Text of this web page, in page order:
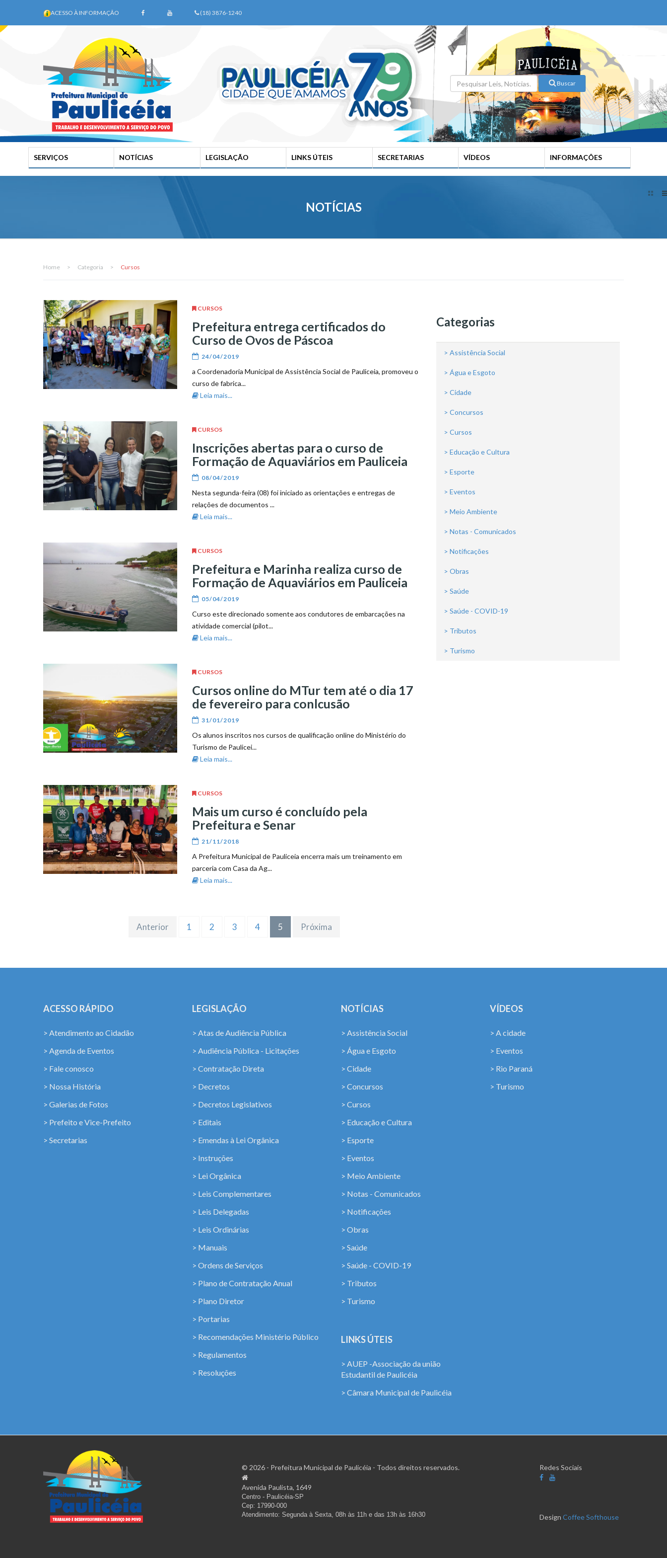
ACESSO À INFORMAÇÃO (18) 3876-1240
Buscar
SERVIÇOS NOTÍCIAS LEGISLAÇÃO LINKS ÚTEIS SECRETARIAS VÍDEOS INFORMAÇÕES
NOTÍCIAS
Home > Categoria > Cursos
CURSOS
Prefeitura entrega certificados do
Curso de Ovos de Páscoa
24/04/2019
a Coordenadoria Municipal de Assistência Social de Pauliceia, promoveu o
curso de fabrica...
Leia mais...
CURSOS
Inscrições abertas para o curso de
Formação de Aquaviários em Pauliceia
08/04/2019
Nesta segunda-feira (08) foi iniciado as orientações e entregas de
relações de documentos ...
Leia mais...
CURSOS
Prefeitura e Marinha realiza curso de
Formação de Aquaviários em Pauliceia
05/04/2019
Curso este direcionado somente aos condutores de embarcações na
atividade comercial (pilot...
Leia mais...
CURSOS
Cursos online do MTur tem até o dia 17
de fevereiro para conlcusão
31/01/2019
Os alunos inscritos nos cursos de qualificação online do Ministério do
Turismo de Paulicei...
Leia mais...
CURSOS
Mais um curso é concluído pela
Prefeitura e Senar
21/11/2018
A Prefeitura Municipal de Pauliceia encerra mais um treinamento em
parceria com Casa da Ag...
Leia mais...
Anterior 1 2 3 4 5 Próxima
Categorias
> Assistência Social
> Água e Esgoto
> Cidade
> Concursos
> Cursos
> Educação e Cultura
> Esporte
> Eventos
> Meio Ambiente
> Notas - Comunicados
> Notificações
> Obras
> Saúde
> Saúde - COVID-19
> Tributos
> Turismo
ACESSO RÁPIDO
> Atendimento ao Cidadão
> Agenda de Eventos
> Fale conosco
> Nossa História
> Galerias de Fotos
> Prefeito e Vice-Prefeito
> Secretarias
LEGISLAÇÃO
> Atas de Audiência Pública
> Audiência Pública - Licitações
> Contratação Direta
> Decretos
> Decretos Legislativos
> Editais
> Emendas à Lei Orgânica
> Instruções
> Lei Orgânica
> Leis Complementares
> Leis Delegadas
> Leis Ordinárias
> Manuais
> Ordens de Serviços
> Plano de Contratação Anual
> Plano Diretor
> Portarias
> Recomendações Ministério Público
> Regulamentos
> Resoluções
NOTÍCIAS
> Assistência Social
> Água e Esgoto
> Cidade
> Concursos
> Cursos
> Educação e Cultura
> Esporte
> Eventos
> Meio Ambiente
> Notas - Comunicados
> Notificações
> Obras
> Saúde
> Saúde - COVID-19
> Tributos
> Turismo
LINKS ÚTEIS
> AUEP -Associação da união
Estudantil de Paulicéia
> Câmara Municipal de Paulicéia
VÍDEOS
> A cidade
> Eventos
> Rio Paraná
> Turismo
© 2026 - Prefeitura Municipal de Paulicéia - Todos direitos reservados.
Avenida Paulista, 1649
Centro - Paulicéia-SP
Cep: 17990-000
Atendimento: Segunda à Sexta, 08h às 11h e das 13h às 16h30
Redes Sociais
Design Coffee Softhouse